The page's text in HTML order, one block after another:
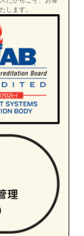
します。